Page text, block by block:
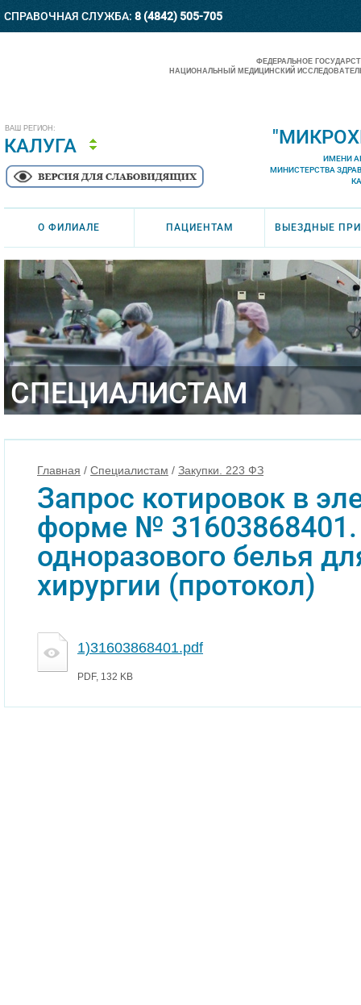
СПРАВОЧНАЯ СЛУЖБА: 8 (4842) 505-705
ВАШ РЕГИОН:
КАЛУГА
ФЕДЕРАЛЬНОЕ
НАЦИОНАЛЬНЫЙ МЕДИЦИНСКИЙ
ИМЕНИ
МИНИСТЕРСТВА
О ФИЛИАЛЕ ПАЦИЕНТАМ ВЫЕЗДНЫЕ
СПЕЦИАЛИСТАМ
Главная / Специалистам / Закупки. 223 ФЗ
Запрос котировок в
форме № 31603868401.
одноразового белья
хирургии (протокол)
1)31603868401.pdf
PDF, 132 KB